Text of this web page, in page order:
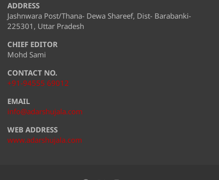
ADDRESS
Jashnwara Post/Thana- Dewa Shareef, Dist- Barabanki-
225301, Uttar Pradesh
CHIEF EDITOR
Mohd Sami
CONTACT NO.
+91-94555 69012
EMAIL
info@adarshujala.com
WEB ADDRESS
www.adarshujala.com